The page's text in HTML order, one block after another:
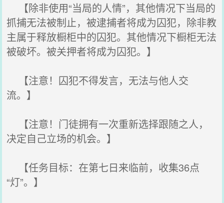
【除非使用“当局的人情”，其他情况下当局的
抓捕无法被制止，被逮捕者将成为囚犯，除非教
主属于释放橱柜中的囚犯。其他情况下橱柜无法
被破坏。被关押者将成为囚犯。】
【注意！囚犯不得发言，无法与他人交
流。】
【注意！门徒拥有一次重新选择跟随之人，
决定自己立场的机会。】
【任务目标：在第七日来临前，收集36点
“灯”。】